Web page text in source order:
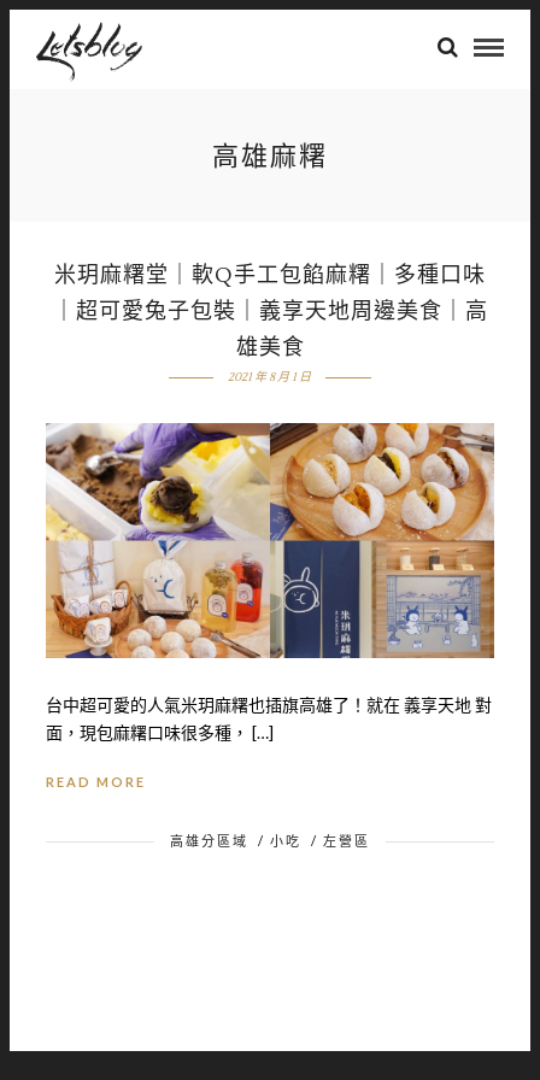
高雄麻糬
米玥麻糬堂｜軟Q手工包餡麻糬｜多種口味
｜超可愛兔子包裝｜義享天地周邊美食｜高
雄美食
2021 年 8 月 1 日
台中超可愛的人氣米玥麻糬也插旗高雄了！就在 義享天地 對
面，現包麻糬口味很多種， […]
READ MORE
高雄分區域 / 小吃 / 左營區